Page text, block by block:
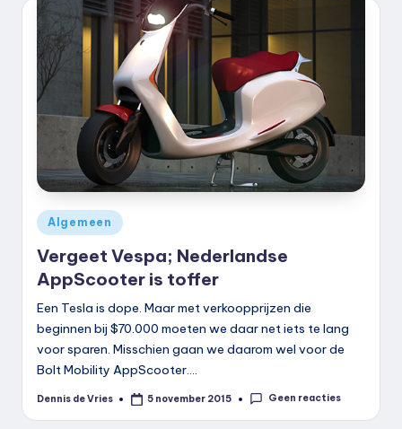
Geplaatst
in
Algemeen
Vergeet Vespa; Nederlandse
AppScooter is toffer
Een Tesla is dope. Maar met verkoopprijzen die
beginnen bij $70.000 moeten we daar net iets te lang
voor sparen. Misschien gaan we daarom wel voor de
Bolt Mobility AppScooter.…
Geplaatst
Dennis de Vries 5 november 2015 Geen reacties